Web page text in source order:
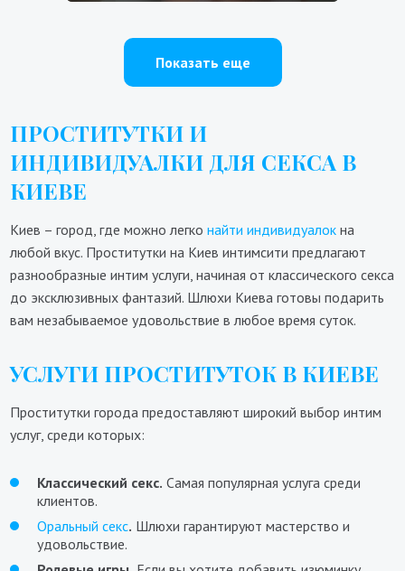
Показать еще
ПРОСТИТУТКИ И
ИНДИВИДУАЛКИ ДЛЯ СЕКСА В
КИЕВЕ
Киев – город, где можно легконайти индивидуалок на
любой вкус. Проститутки на Киев интимсити предлагают
разнообразные интим услуги, начиная от классического секса
до эксклюзивных фантазий. Шлюхи Киева готовы подарить
вам незабываемое удовольствие в любое время суток.
УСЛУГИ ПРОСТИТУТОК В КИЕВЕ
Проститутки города предоставляют широкий выбор интим
услуг, среди которых:
Классический секс. Самая популярная услуга среди
клиентов.
Оральный секс. Шлюхи гарантируют мастерство и
удовольствие.